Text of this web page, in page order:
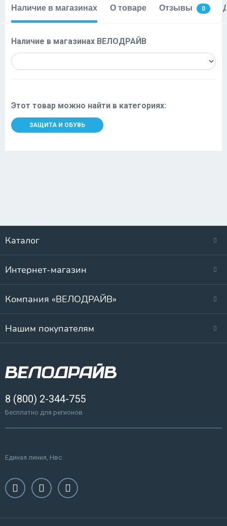
Наличие в магазинах О товаре Отзывы 0
Наличие в магазинах ВЕЛОДРАЙВ
Этот товар можно найти в категориях:
ЗАЩИТА И ОБУВЬ
Каталог
Интернет-магазин
Компания «ВЕЛОДРАЙВ»
Нашим покупателям
8 (800) 2-344-755
Бесплатно для регионов
Единая линия, Нвс.